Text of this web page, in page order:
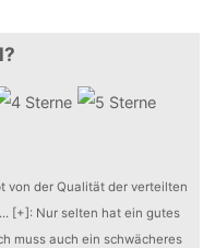
von der Qualität der verteilten
... [+]: Nur selten hat ein gutes
muss auch ein schwächeres